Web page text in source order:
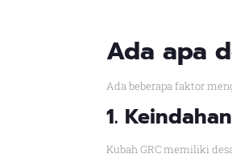
Ada apa
Ada beberapa faktor
1.
Kubah GRC memiliki